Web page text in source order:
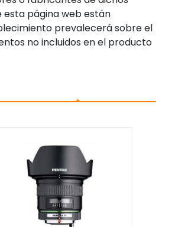
esta página web están
prevalecerá sobre el
no incluidos en el producto